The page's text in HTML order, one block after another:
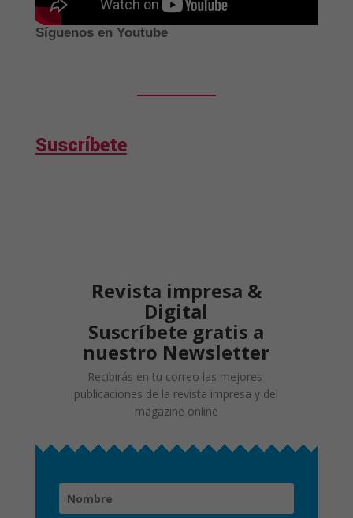
Síguenos en Youtube
Suscríbete
Revista impresa &
Digital
Suscríbete gratis a
nuestro Newsletter
Recibirás en tu correo las mejores
publicaciones de la revista impresa y del
magazine online